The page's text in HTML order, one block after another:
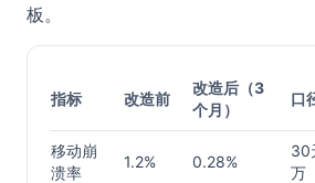
板。
指标 改造前
改造后（3
个月）
口
移动崩
溃率
1.2% 0.28%
30
万